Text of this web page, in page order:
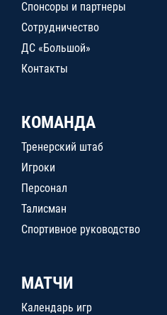
Спонсоры и партнеры
Сотрудничество
ДС «Большой»
Контакты
КОМАНДА
Тренерский штаб
Игроки
Персонал
Талисман
Спортивное руководство
МАТЧИ
Календарь игр